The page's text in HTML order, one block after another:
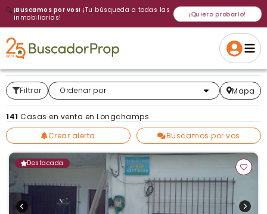
🔍¡Buscamos por vos! ¡Tu búsqueda a todas las
inmobiliarias!
¡Quiero probarlo!
Cancelar Si, eliminar
Gracias
Volver a intentar
Volver a intentarlo
Crear alerta
¡Si, enviar a todos!
Filtrar Ordenar por
Más relevantes Mapa
141 Casas en venta en Longchamps
Crear alerta
Buscamos por vos
Destacada